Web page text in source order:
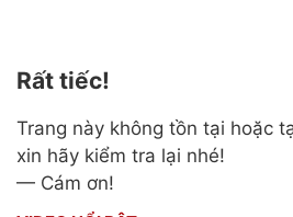
Rất tiếc!
Trang này không tồn tại hoặc
xin hãy kiểm tra lại nhé!
— Cám ơn!